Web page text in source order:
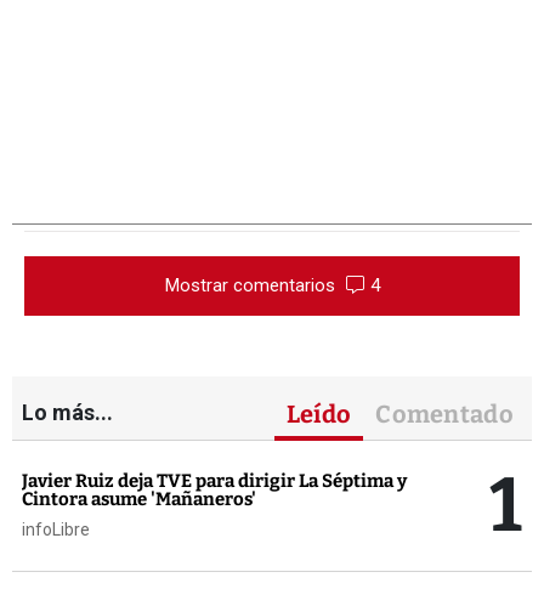
Mostrar comentarios 4
Lo más... Leído Comentado
Javier Ruiz deja TVE para dirigir La Séptima y
Cintora asume 'Mañaneros'
infoLibre 1